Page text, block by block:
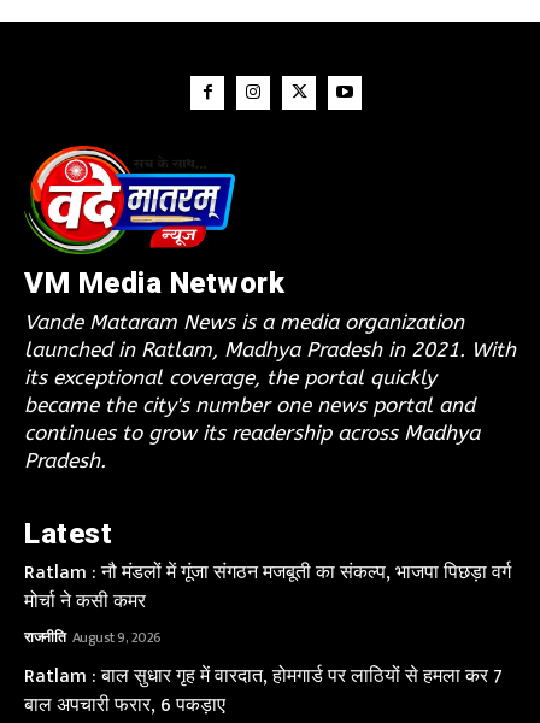
VM Media Network
Vande Mataram News is a media organization
launched in Ratlam, Madhya Pradesh in 2021. With
its exceptional coverage, the portal quickly
became the city's number one news portal and
continues to grow its readership across Madhya
Pradesh.
Latest
Ratlam : नौ मंडलों में गूंजा संगठन मजबूती का संकल्प, भाजपा पिछड़ा वर्ग
मोर्चा ने कसी कमर
राजनीति August 9, 2026
Ratlam : बाल सुधार गृह में वारदात, होमगार्ड पर लाठियों से हमला कर 7
बाल अपचारी फरार, 6 पकड़ाए